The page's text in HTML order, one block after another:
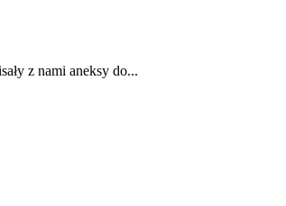
z nami aneksy do...